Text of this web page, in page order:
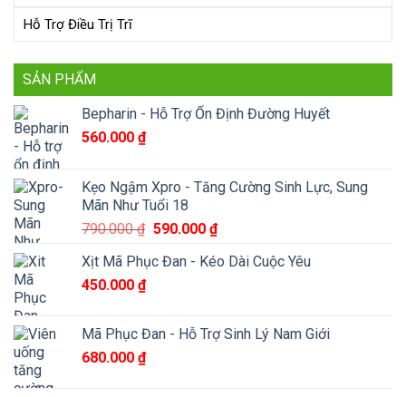
Hỗ Trợ Điều Trị Trĩ
SẢN PHẨM
Bepharin - Hỗ Trợ Ổn Định Đường Huyết
560.000 ₫
Kẹo Ngậm Xpro - Tăng Cường Sinh Lực, Sung
Mãn Như Tuổi 18
790.000₫ Giá
là:
590.000 ₫Giá
tại
Xịt Mã Phục Đan - Kéo Dài Cuộc Yêu
450.000 ₫
Mã Phục Đan - Hỗ Trợ Sinh Lý Nam Giới
680.000 ₫